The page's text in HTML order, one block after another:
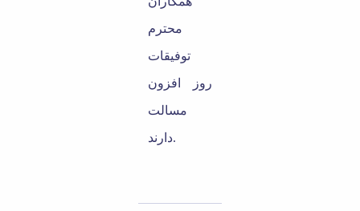
محترم
توفیقات
روز افزون
مسالت
دارند.